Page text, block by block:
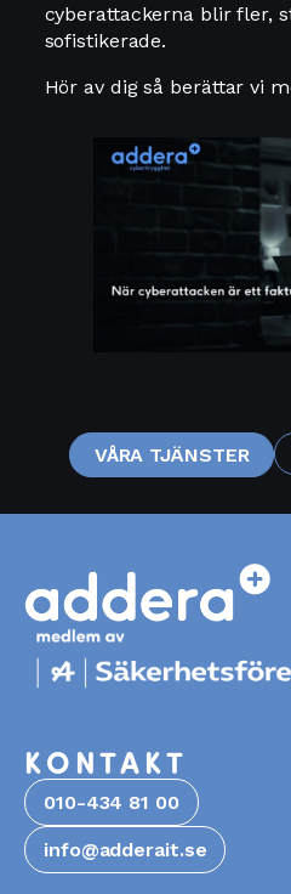
cyberattackerna blir fler,
sofistikerade.
Hör av dig så berättar vi
VÅRA TJÄNSTER
KONTAKT
010-434 81 00
info@adderait.se